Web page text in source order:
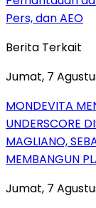
Pers, dan AEO
Berita Terkait
Jumat, 7
MONDEVITA
UNDERSCORE
MAGLIANO,
MEMBANGUN
Jumat, 7